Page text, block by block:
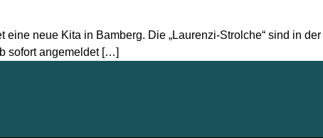
eine neue Kita in Bamberg. Die „Laurenzi-Strolche“ sind in
sofort angemeldet […]